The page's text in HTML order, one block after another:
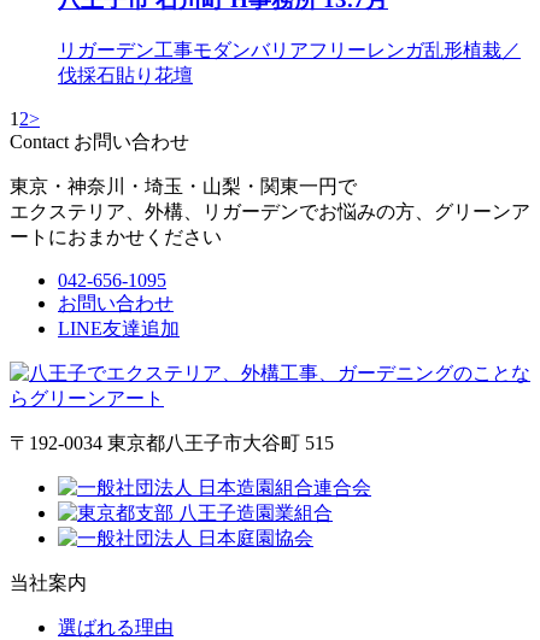
リガーデン工事モダンバリアフリーレンガ乱形植栽／
伐採石貼り 花壇
1 2>
Contact お問い合わせ
東京・神奈川・埼玉・山梨・関東一円で
エクステリア、外構、リガーデンでお悩みの方、グリーンア
ートにおまかせください
042-656-1095
お問い合わせ
LINE友達追加
〒192-0034 東京都八王子市大谷町 515
当社案内
選ばれる理由